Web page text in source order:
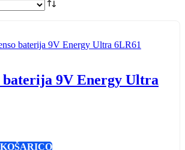
baterija 9V Energy Ultra